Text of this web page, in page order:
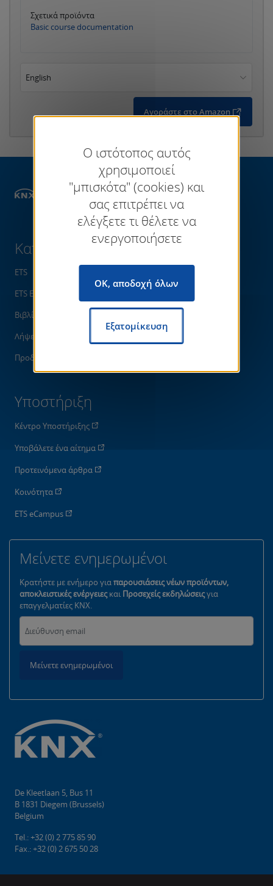
Σχετικά προϊόντα
Basic course documentation
English
Αγοράστε στο Amazon
Κατάστημα Books
Κατάστημα
ETS
ETS Εφαρμογές
Βιβλία
Λήψεις
Προδιαγραφές KNX
Υποστήριξη
Κέντρο Υποστήριξης
Υποβάλετε ένα αίτημα
Προτεινόμενα άρθρα
Κοινότητα
ETS eCampus
Μείνετε ενημερωμένοι
Κρατήστε με ενήμερο γιαπαρουσιάσεις νέων προϊόντων,
αποκλειστικές ενέργειεςκαι Προσεχείς εκδηλώσειςγια
επαγγελματίες KNX.
Μείνετε ενημερωμένοι
De Kleetlaan 5, Bus 11
B 1831 Diegem (Brussels)
Belgium
Tel.: +32 (0) 2 775 85 90
Fax.: +32 (0) 2 675 50 28
Ο ιστότοπος αυτός
χρησιμοποιεί
"μπισκότα" (cookies) και
σας επιτρέπει να
ελέγξετε τι θέλετε να
ενεργοποιήσετε
OK, αποδοχή όλων
Εξατομίκευση